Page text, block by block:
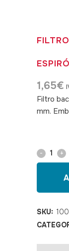
1,65€
Filtro
mm.
Filtro
para
de
30
SKU: